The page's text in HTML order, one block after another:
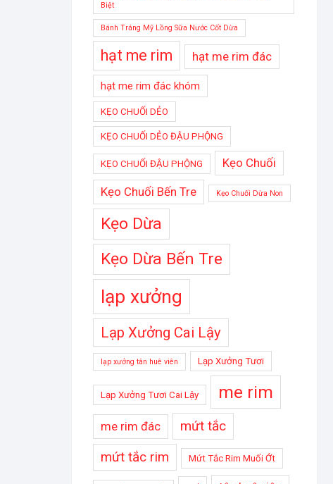
Biệt
Bánh Tráng Mỹ Lồng Sữa Nước Cốt Dừa
hạt me rim hạt me rim đác
hạt me rim đác khóm
KẸO CHUỐI DẺO
KẸO CHUỐI DẺO ĐẬU PHỘNG
KẸO CHUỐI ĐẬU PHỘNG Kẹo Chuối
Kẹo Chuối Bến Tre Kẹo Chuối Dừa Non
Kẹo Dừa
Kẹo Dừa Bến Tre
lạp xưởng
Lạp Xưởng Cai Lậy
lạp xưởng tân huê viên Lạp Xưởng Tươi
Lạp Xưởng Tươi Cai Lậy me rim
me rim đác
mứt tắc
mứt tắc rim
Mứt Tắc Rim Muối Ớt